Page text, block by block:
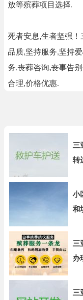
放等殡葬项目选择.
死者安息,生者坚强
品质,坚持服务,坚持
务,丧葬咨询,丧事告
合理,价格优惠.
三
转
小
和
三
办
三